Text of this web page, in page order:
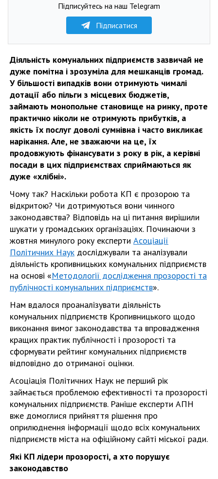
Підписуйтесь на наш Telegram
Підписатися
Діяльність комунальних підприємств зазвичай не
дуже помітна і зрозуміла для мешканців громад.
У більшості випадків вони отримують чималі
дотації або пільги з місцевих бюджетів,
займають монопольне становище на ринку, проте
практично ніколи не отримують прибутків, а
якість їх послуг доволі сумнівна і часто викликає
нарікання. Але, не зважаючи на це, їх
продовжують фінансувати з року в рік, а керівні
посади в цих підприємствах сприймаються як
дуже «хлібні».
Чому так? Наскільки робота КП є прозорою та
відкритою? Чи дотримуються вони чинного
законодавства? Відповідь на ці питання вирішили
шукати у громадських організаціях. Починаючи з
жовтня минулого року експерти Асоціації
Політичних Наук досліджували та аналізували
діяльність кропивницьких комунальних підприємств
на основі «Методології дослідження прозорості та
публічності комунальних підприємств».
Нам вдалося проаналізувати діяльність
комунальних підприємств Кропивницького щодо
виконання вимог законодавства та впровадження
кращих практик публічності і прозорості та
сформувати рейтинг комунальних підприємств
відповідно до отриманої оцінки.
Асоціація Політичних Наук не перший рік
займається проблемою ефективності та прозорості
комунальних підприємств. Раніше експерти АПН
вже домоглися прийняття рішення про
оприлюднення інформації щодо всіх комунальних
підприємств міста на офіційному сайті міської ради.
Які КП лідери прозорості, а хто порушує
законодавство